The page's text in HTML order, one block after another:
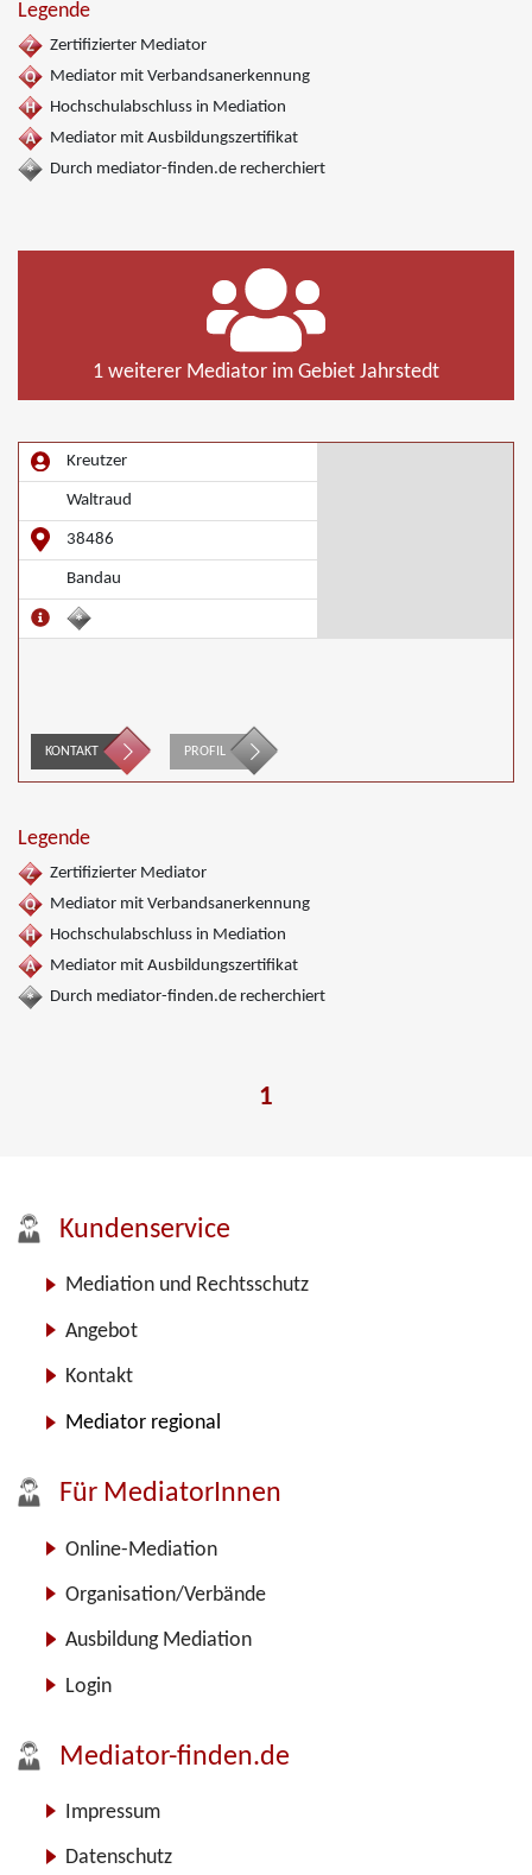
Legende
Zertifizierter Mediator
Mediator mit Verbandsanerkennung
Hochschulabschluss in Mediation
Mediator mit Ausbildungszertifikat
Durch mediator-finden.de recherchiert
1 weiterer Mediator im Gebiet Jahrstedt
Kreutzer
Waltraud
38486
Bandau
KONTAKT PROFIL
Legende
Zertifizierter Mediator
Mediator mit Verbandsanerkennung
Hochschulabschluss in Mediation
Mediator mit Ausbildungszertifikat
Durch mediator-finden.de recherchiert
1
Kundenservice
Mediation und Rechtsschutz
Angebot
Kontakt
Mediator regional
Für MediatorInnen
Online-Mediation
Organisation/Verbände
Ausbildung Mediation
Login
Mediator-finden.de
Impressum
Datenschutz